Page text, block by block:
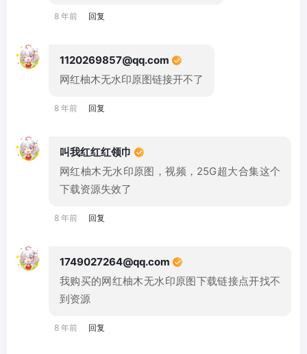
8 年前 回复
1120269857@qq.com
网红柚木无水印原图链接开不了
8 年前 回复
叫我红红红领巾
网红柚木无水印原图，视频，25G超大合集这个
下载资源失效了
8 年前 回复
1749027264@qq.com
我购买的网红柚木无水印原图下载链接点开找不
到资源
8 年前 回复